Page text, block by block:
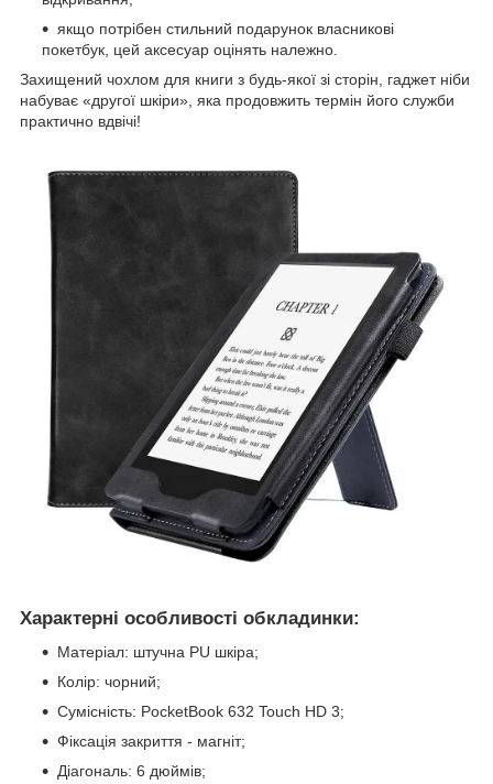
якщо потрібен стильний подарунок власникові
покетбук, цей аксесуар оцінять належно.
Захищений чохлом для книги з будь-якої зі сторін, гаджет ніби
набуває «другої шкіри», яка продовжить термін його служби
практично вдвічі!
Характерні особливості обкладинки:
Матеріал: штучна PU шкіра;
Колір: чорний;
Сумісність: PocketBook 632 Touch HD 3;
Фіксація закриття - магніт;
Діагональ: 6 дюймів;